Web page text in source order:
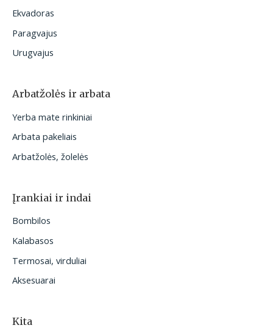
Ekvadoras
Paragvajus
Urugvajus
Arbatžolės ir arbata
Yerba mate rinkiniai
Arbata pakeliais
Arbatžolės, žolelės
Įrankiai ir indai
Bombilos
Kalabasos
Termosai, virduliai
Aksesuarai
Kita